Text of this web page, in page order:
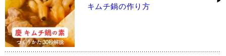
キムチ鍋の作り方